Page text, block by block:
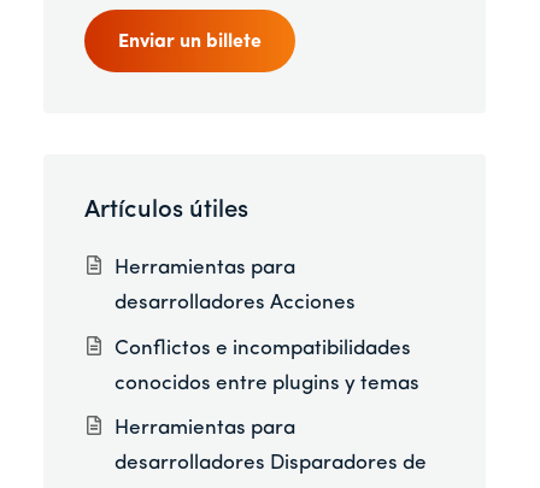
Enviar un billete
Artículos útiles
Herramientas para
desarrolladores Acciones
Conflictos e incompatibilidades
conocidos entre plugins y temas
Herramientas para
desarrolladores Disparadores de